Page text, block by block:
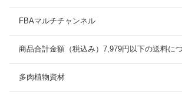
FBAマルチチャンネル
商品合計金額（税込み）7,979円以下の送料に
多肉植物資材